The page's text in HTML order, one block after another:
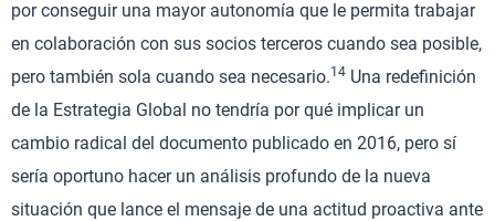
por conseguir una mayor autonomía que le permita trabajar
en colaboración con sus socios terceros cuando sea posible,
pero también sola cuando sea necesario.14 Una redefinición
de la Estrategia Global no tendría por qué implicar un
cambio radical del documento publicado en 2016, pero sí
sería oportuno hacer un análisis profundo de la nueva
situación que lance el mensaje de una actitud proactiva ante